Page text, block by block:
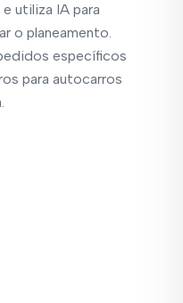
utiliza IA para
o planeamento.
específicos
para autocarros